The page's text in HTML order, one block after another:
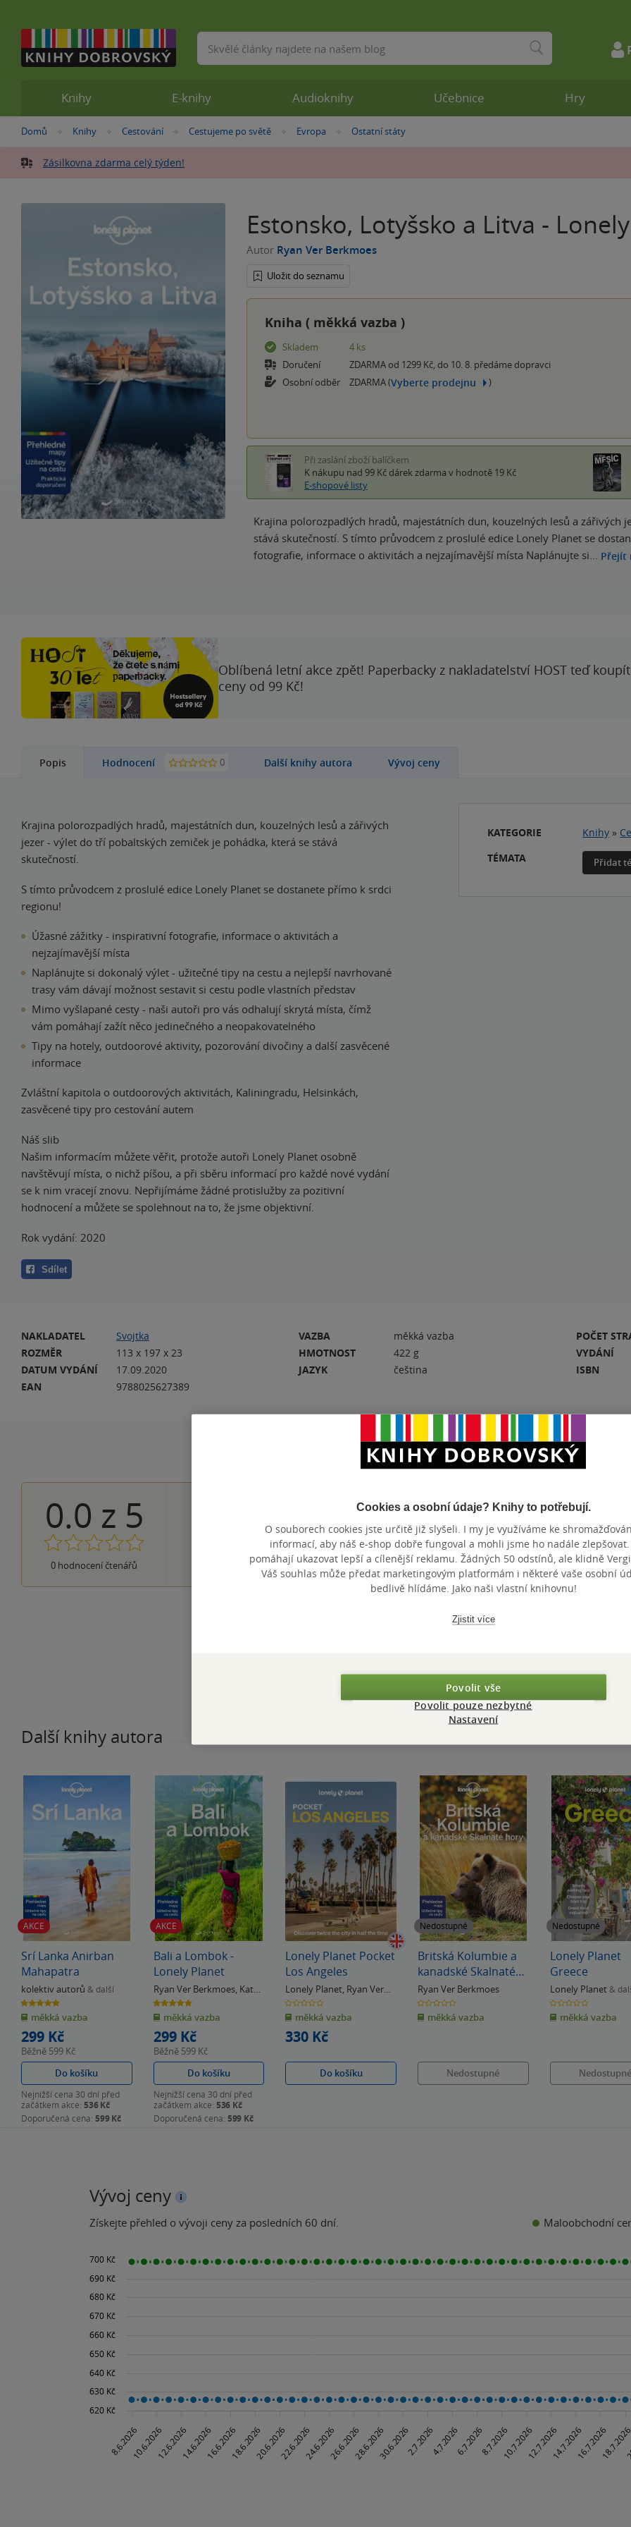
Nacházíte
zde:
Domů »
Knihy »
Cestování »
Cestujeme po světě »
Evropa »
Ostatní státy
Zásilkovna zdarma celý týden!
Estonsko, Lotyšsko a Litva -
Autor Ryan Ver Berkmoes
Uložit do seznamu
Kniha ( měkká vazba )
Skladem
4 ks
Doručení
ZDARMA od 1299 Kč, do 10. 8. předáme dopravci
Osobní odběr
ZDARMA (Vyberte prodejnu )
Při zaslání zboží balíčkem
K nákupu nad 99 Kč dárek zdarma v hodnotě 19 Kč
E-shopové listy
Krajina polorozpadlých hradů, majestátních dun, kouzelných lesů a zářivých
stává skutečností. S tímto průvodcem z proslulé edice Lonely Planet se
fotografie, informace o aktivitách a nejzajímavější místa Naplánujte si… Přejít
Oblíbená letní akce zpět! Paperbacky z nakladatelství HOST teď
ceny od 99 Kč!
Popis Hodnocení 0 Další knihy autora Vývoj ceny
Krajina polorozpadlých hradů, majestátních dun, kouzelných lesů a zářivých
jezer - výlet do tří pobaltských zemiček je pohádka, která se stává
skutečností.
S tímto průvodcem z proslulé edice Lonely Planet se dostanete přímo k srdci
regionu!
Úžasné zážitky - inspirativní fotografie, informace o aktivitách a
nejzajímavější místa
Naplánujte si dokonalý výlet - užitečné tipy na cestu a nejlepší navrhované
trasy vám dávají možnost sestavit si cestu podle vlastních představ
Mimo vyšlapané cesty - naši autoři pro vás odhalují skrytá místa, čímž
vám pomáhají zažít něco jedinečného a neopakovatelného
Tipy na hotely, outdoorové aktivity, pozorování divočiny a další zasvěcené
informace
Zvláštní kapitola o outdoorových aktivitách, Kaliningradu, Helsinkách,
zasvěcené tipy pro cestování autem
Náš slib
Našim informacím můžete věřit, protože autoři Lonely Planet osobně
navštěvují místa, o nichž píšou, a při sběru informací pro každé nové vydání
se k nim vracejí znovu. Nepřijímáme žádné protislužby za pozitivní
hodnocení a můžete se spolehnout na to, že jsme objektivní.
Rok vydání: 2020
Sdílet
KATEGORIE Knihy »
TÉMATA
Přidat
NAKLADATEL
Svojtka
ROZMĚR
113 x 197 x 23
DATUM VYDÁNÍ
17.09.2020
EAN
9788025627389
VAZBA
měkká vazba
HMOTNOST
422 g
JAZYK
čeština
POČET
VYDÁNÍ
ISBN
Hodnocení a recenze čtenářů
0.0 z 5
0 hodnocení čtenářů
4 hvězdičky
3 hvězdičky
2 hvězdičky
1 hvezdička
PŘIDEJTE SVÉ HODNOCENÍ KNIHY
Hodnocení našich knihkupců: 0.0 z 5
Další knihy autora
AKCE
Srí Lanka Anirban
Mahapatra
kolektiv autorů & další
5.0
z
5
hvězdiček
měkká vazba
299 Kč
Běžně 599 Kč
Do košíku
Nejnižší cena 30 dní před
začátkem akce: 536 Kč
Doporučená cena: 599 Kč
AKCE
Bali a Lombok -
Lonely Planet
Ryan Ver Berkmoes, Kate
Morgan
5.0
z
5
hvězdiček
měkká vazba
299 Kč
Běžně 599 Kč
Do košíku
Nejnižší cena 30 dní před
začátkem akce: 536 Kč
Doporučená cena: 599 Kč
Lonely Planet Pocket
Los Angeles
Lonely Planet, Ryan Ver
Berkmoes
0.0
z
5
hvězdiček
měkká vazba
330 Kč
Do košíku
Nedostupné
Britská Kolumbie a
kanadské Skalnaté
hory - Lonely Planet
Ryan Ver Berkmoes
0.0
z
5
hvězdiček
měkká vazba
Nedostupné
Nedostupné
Lonely Planet
Greece
Lonely Planet &
0.0
z
5
hvězdiček
měkká vazba
Nedostupné
Vývoj ceny
Získejte přehled o vývoji ceny za posledních 60 dní. Maloobchodní
Knihy E-knihy Audioknihy Učebnice Hry
Vyhledávání
Cookies a osobní údaje? Knihy to potřebují.
O souborech cookies jste určitě již slyšeli. I my je využíváme ke
informací, aby náš e-shop dobře fungoval a mohli jsme ho nadále zlepšovat.
pomáhají ukazovat lepší a cílenější reklamu. Žádných 50 odstínů, ale klidně
Váš souhlas může předat marketingovým platformám i některé vaše osobní
bedlivě hlídáme. Jako naši vlastní knihovnu!
Zjistit více
Povolit vše
Povolit pouze nezbytné
Nastavení